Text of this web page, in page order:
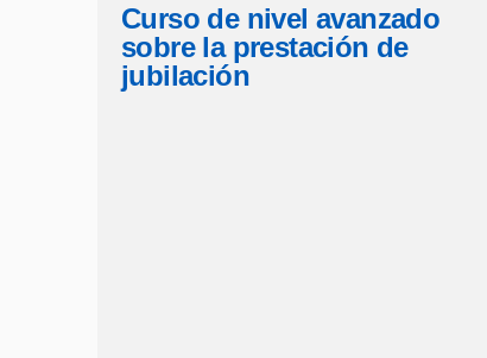
Curso de nivel avanzado
sobre la prestación de
jubilación